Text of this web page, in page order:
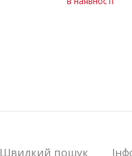
Швидкий пошук